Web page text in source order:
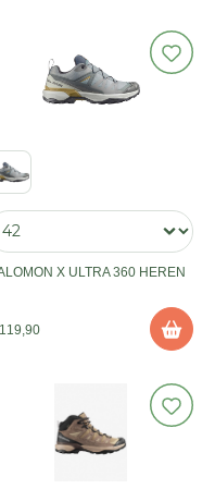
X ULTRA 360 HEREN